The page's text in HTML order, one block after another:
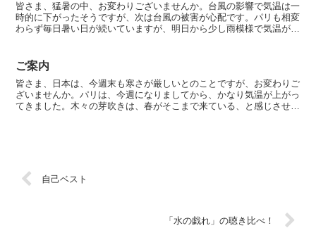
皆さま、猛暑の中、お変わりございませんか。台風の影響で気温は一
時的に下がったそうですが、次は台風の被害が心配です。パリも相変
わらず毎日暑い日が続いていますが、明日から少し雨模様で気温が下
ご案内
皆さま、日本は、今週末も寒さが厳しいとのことですが、お変わりご
ざいませんか。パリは、今週になりましてから、かなり気温が上がっ
てきました。木々の芽吹きは、春がそこまで来ている、と感じさせて
自己ベスト
「水の戯れ」の聴き比べ！